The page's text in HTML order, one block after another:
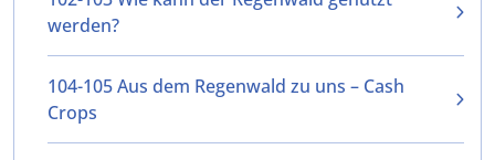
werden?
104-105 Aus dem Regenwald zu uns – Cash
Crops